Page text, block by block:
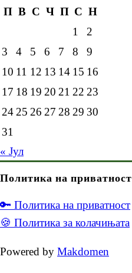
П В С Ч П С Н
1
2
3
4 5 6 7 8
9
10 11 12 13 14 15 16
17 18 19 20 21 22 23
24 25 26 27 28 29 30
31
« Јул
Политика на приватност
🔑 Политика на приватност
🍪 Политика за колачињата
Powered by Makdomen